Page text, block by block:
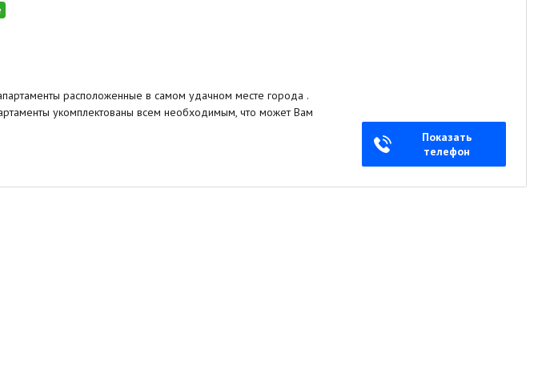
расположенные в самом удачном месте города .
укомплектованы всем необходимым, что может Вам
Показать
телефон